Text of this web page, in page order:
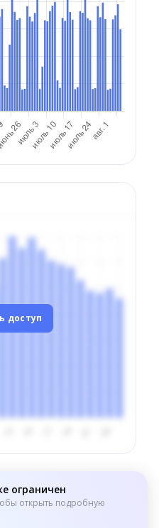
доступ
ограничен
открыть подробную